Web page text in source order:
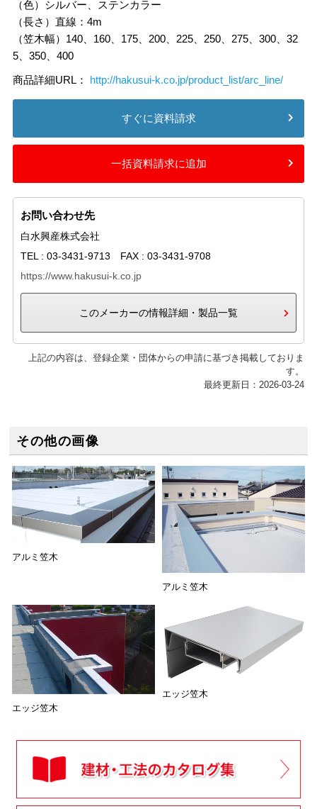
（色）シルバー、ステンカラー
（長さ）直線：4m
（笠木幅）140、160、175、200、225、250、275、300、32
5、350、400
商品詳細URL： http://hakusui-k.co.jp/product_list/arc_line/
すぐに資料請求
一括資料請求に追加
お問い合わせ先
白水興産株式会社
TEL : 03-3431-9713 FAX : 03-3431-9708
https://www.hakusui-k.co.jp
このメーカーの情報詳細・製品一覧
上記の内容は、登録企業・団体からの申請に基づき掲載しておりま
す。
最終更新日：2026-03-24
その他の画像
アルミ笠木
アルミ笠木
エッジ笠木
エッジ笠木